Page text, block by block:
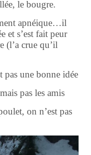
le bougre.
apnéique…il
et s’est fait peur
(l’a crue qu’il
pas une bonne idée
pas les amis
on n’est pas